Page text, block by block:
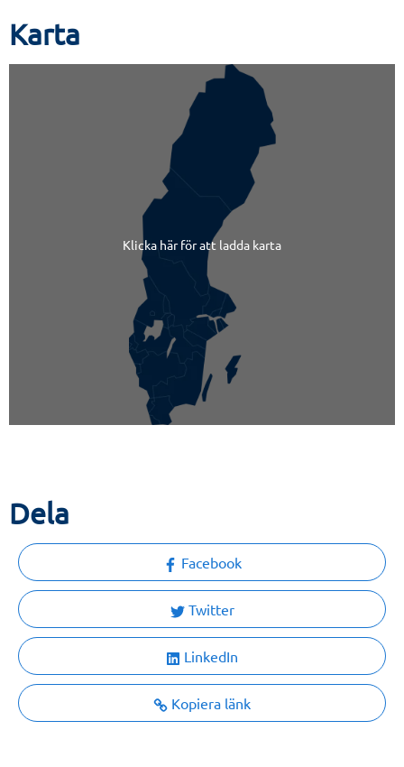
Karta
Klicka här för att ladda karta
Dela
Facebook
Twitter
LinkedIn
Kopiera länk